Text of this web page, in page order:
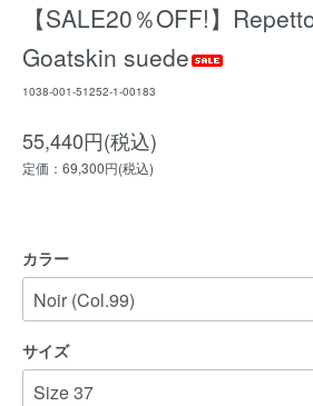
【SALE20％OFF!】
Goatskin suede
1038-001-51252-1-00183
55,440円(税込)
定価：69,300円(税込)
カラー
サイズ